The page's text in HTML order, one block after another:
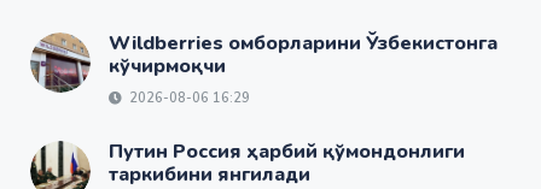
Wildberries омборларини Ўзбекистонга
кўчирмоқчи
2026-08-06 16:29
Путин Россия ҳарбий қўмондонлиги
таркибини янгилади